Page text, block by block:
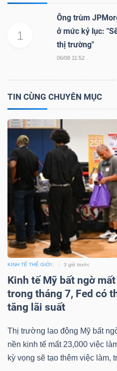
1
Ông trùm
ở mức kỷ lục:
thị trường"
06/08 11:52
TIN CÙNG CHUYÊN MỤC
KINH TẾ THẾ GIỚI 3 giờ trước
Kinh tế Mỹ bất ngờ
trong tháng 7, Fed có
tăng lãi suất
Thị trường lao động Mỹ bất
nền kinh tế mất 23,000 việc
kỳ vọng sẽ tạo thêm việc làm,
THÔNG
TIN
DỊCH
TRUYỀN
THÔNG
TIỆN
ÍCH
BẤT
ĐỘNG
SẢN